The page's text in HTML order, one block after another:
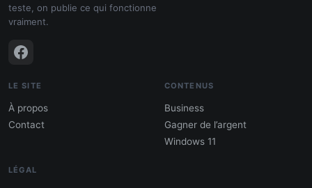
teste, on publie ce qui fonctionne
vraiment.
LE SITE
À propos
Contact
CONTENUS
Business
Gagner de l’argent
Windows 11
LÉGAL